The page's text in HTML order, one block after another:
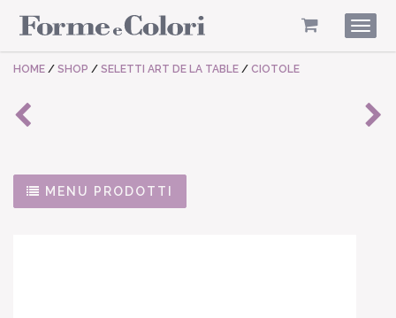
HOME / SHOP / SELETTI ART DE LA TABLE / CIOTOLE
MENU PRODOTTI